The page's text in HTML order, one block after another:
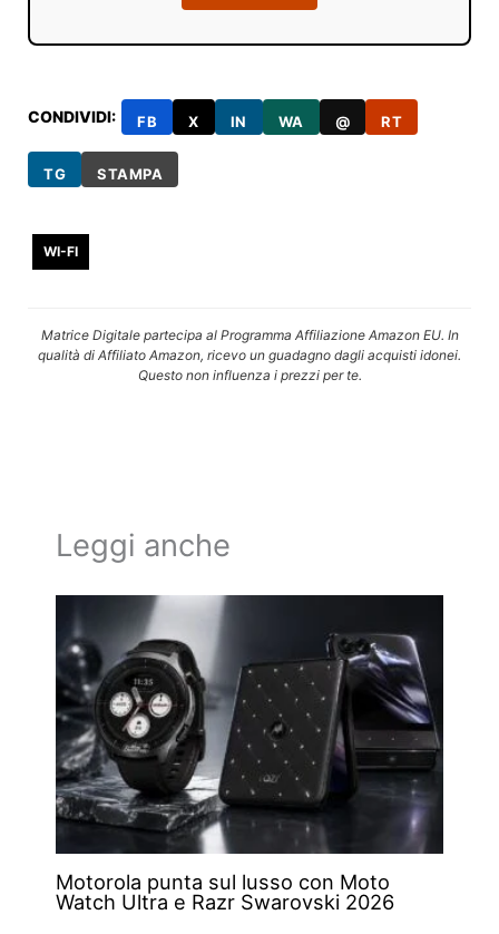
CONDIVIDI: FB X IN WA @ RT
TG STAMPA
WI-FI
Matrice Digitale partecipa al Programma Affiliazione Amazon EU. In
qualità di Affiliato Amazon, ricevo un guadagno dagli acquisti idonei.
Questo non influenza i prezzi per te.
Leggi anche
Motorola punta sul lusso con Moto
Watch Ultra e Razr Swarovski 2026